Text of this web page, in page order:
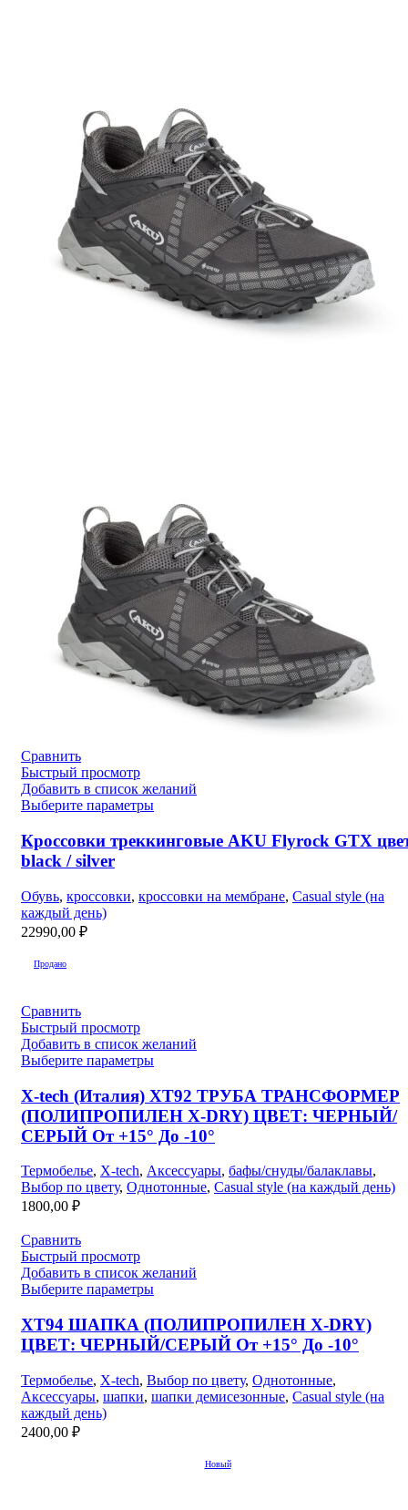
Сравнить
Быстрый просмотр
Добавить в список желаний
Выберите параметры
Кроссовки треккинговые AKU Flyrock GTX
black / silver
Обувь, кроссовки, кроссовки на мембране, Casual style (на
каждый день)
22990,00 ₽
Продано
Сравнить
Быстрый просмотр
Добавить в список желаний
Выберите параметры
X-tech (Италия) XT92 ТРУБА ТРАНСФОРМЕР
(ПОЛИПРОПИЛЕН X-DRY) ЦВЕТ: ЧЕРНЫЙ/
СЕРЫЙ От +15° До -10°
Термобелье, X-tech, Аксессуары, бафы/снуды/балаклавы,
Выбор по цвету, Однотонные, Casual style (на каждый день)
1800,00 ₽
Сравнить
Быстрый просмотр
Добавить в список желаний
Выберите параметры
XT94 ШАПКА (ПОЛИПРОПИЛЕН X-DRY)
ЦВЕТ: ЧЕРНЫЙ/СЕРЫЙ От +15° До -10°
Термобелье, X-tech, Выбор по цвету, Однотонные,
Аксессуары, шапки, шапки демисезонные, Casual style (на
каждый день)
2400,00 ₽
Новый